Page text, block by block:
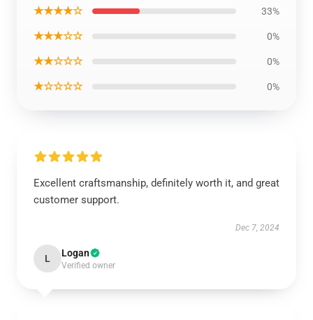
★★★★☆ 33%
★★★☆☆ 0%
★★☆☆☆ 0%
★☆☆☆☆ 0%
Excellent craftsmanship, definitely worth it, and great
customer support.
Dec 7, 2024
L Logan
Verified owner